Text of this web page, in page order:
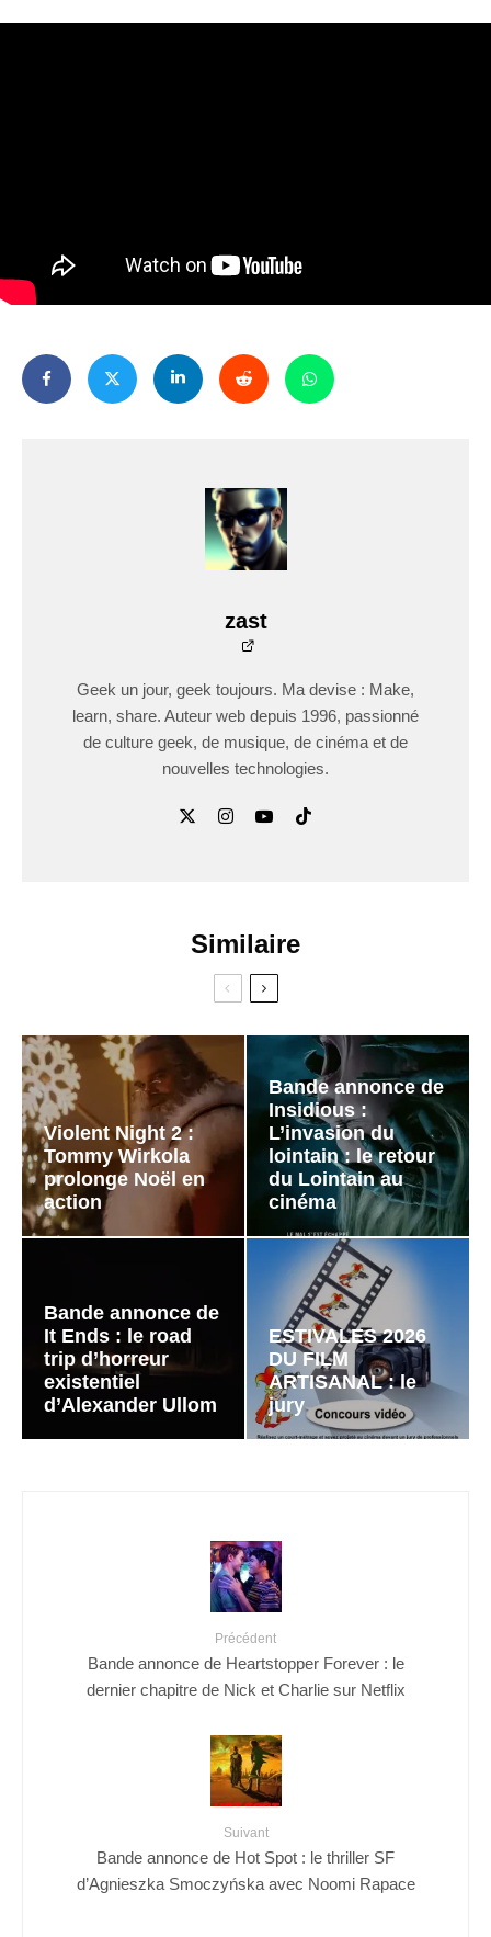
zast
Geek un jour, geek toujours. Ma devise : Make,
learn, share. Auteur web depuis 1996, passionné
de culture geek, de musique, de cinéma et de
nouvelles technologies.
Similaire
Violent Night 2 :
Tommy Wirkola
prolonge Noël en
action
Bande annonce de
Insidious :
L’invasion du
lointain : le retour
du Lointain au
cinéma
Bande annonce de
It Ends : le road
trip d’horreur
existentiel
d’Alexander Ullom
ESTIVALES 2026
DU FILM
ARTISANAL : le
jury
Précédent
Bande annonce de Heartstopper Forever : le
dernier chapitre de Nick et Charlie sur Netflix
Suivant
Bande annonce de Hot Spot : le thriller SF
d’Agnieszka Smoczyńska avec Noomi Rapace